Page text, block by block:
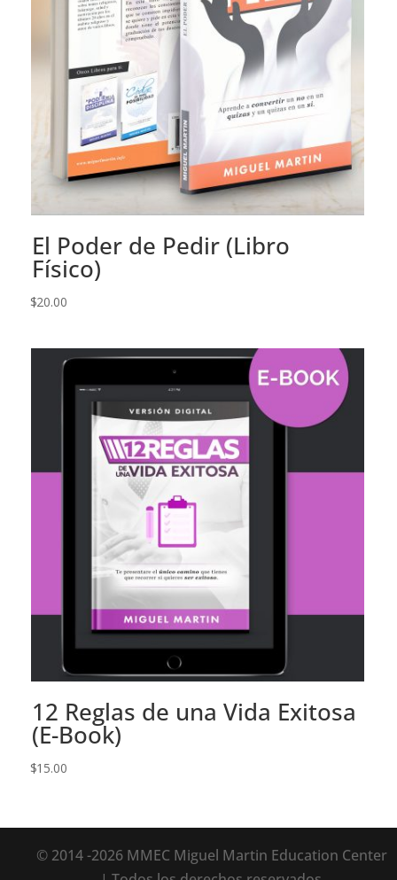
El Poder de Pedir (Libro
Físico)
$20.00
12 Reglas de una Vida Exitosa
(E-Book)
$15.00
© 2014 -2026 MMEC Miguel Martin Education Center